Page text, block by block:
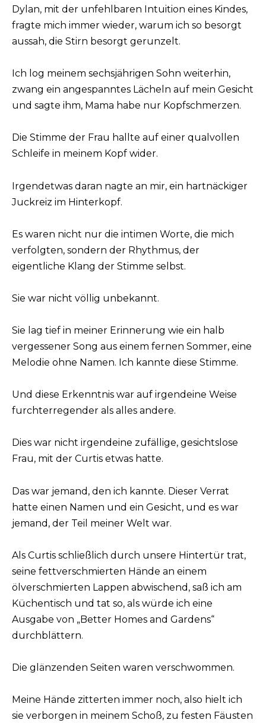
Dylan, mit der unfehlbaren Intuition eines Kindes,
fragte mich immer wieder, warum ich so besorgt
aussah, die Stirn besorgt gerunzelt.
Ich log meinem sechsjährigen Sohn weiterhin,
zwang ein angespanntes Lächeln auf mein Gesicht
und sagte ihm, Mama habe nur Kopfschmerzen.
Die Stimme der Frau hallte auf einer qualvollen
Schleife in meinem Kopf wider.
Irgendetwas daran nagte an mir, ein hartnäckiger
Juckreiz im Hinterkopf.
Es waren nicht nur die intimen Worte, die mich
verfolgten, sondern der Rhythmus, der
eigentliche Klang der Stimme selbst.
Sie war nicht völlig unbekannt.
Sie lag tief in meiner Erinnerung wie ein halb
vergessener Song aus einem fernen Sommer, eine
Melodie ohne Namen. Ich kannte diese Stimme.
Und diese Erkenntnis war auf irgendeine Weise
furchterregender als alles andere.
Dies war nicht irgendeine zufällige, gesichtslose
Frau, mit der Curtis etwas hatte.
Das war jemand, den ich kannte. Dieser Verrat
hatte einen Namen und ein Gesicht, und es war
jemand, der Teil meiner Welt war.
Als Curtis schließlich durch unsere Hintertür trat,
seine fettverschmierten Hände an einem
ölverschmierten Lappen abwischend, saß ich am
Küchentisch und tat so, als würde ich eine
Ausgabe von „Better Homes and Gardens“
durchblättern.
Die glänzenden Seiten waren verschwommen.
Meine Hände zitterten immer noch, also hielt ich
sie verborgen in meinem Schoß, zu festen Fäusten